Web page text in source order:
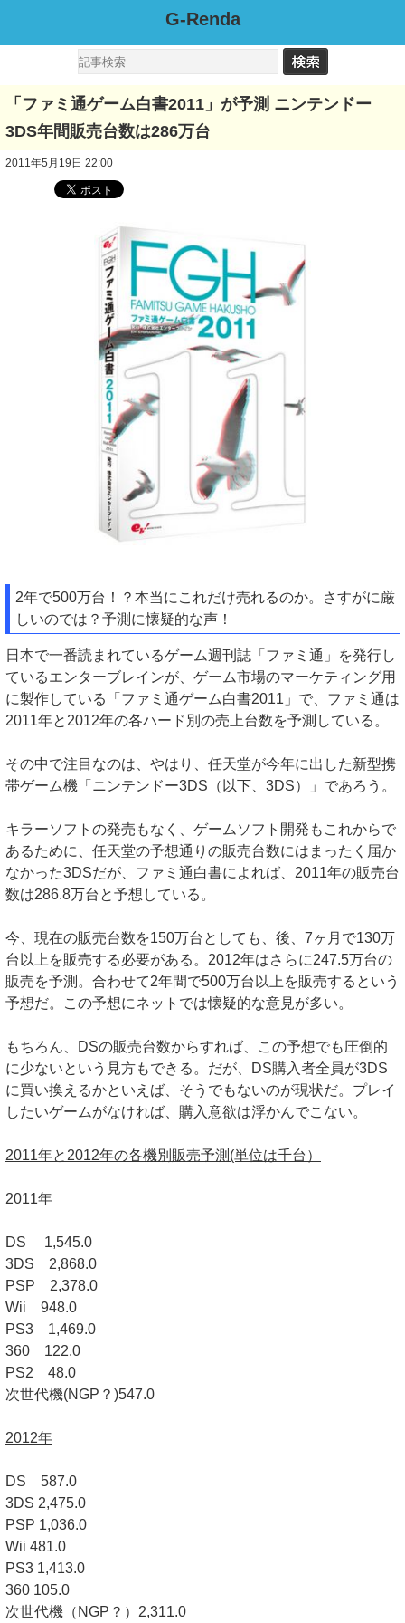
G-Renda
「ファミ通ゲーム白書2011」が予測 ニンテンドー
3DS年間販売台数は286万台
2011年5月19日 22:00
2年で500万台！？本当にこれだけ売れるのか。さすがに厳
しいのでは？予測に懐疑的な声！
日本で一番読まれているゲーム週刊誌「ファミ通」を発行し
ているエンターブレインが、ゲーム市場のマーケティング用
に製作している「ファミ通ゲーム白書2011」で、ファミ通は
2011年と2012年の各ハード別の売上台数を予測している。
その中で注目なのは、やはり、任天堂が今年に出した新型携
帯ゲーム機「ニンテンドー3DS（以下、3DS）」であろう。
キラーソフトの発売もなく、ゲームソフト開発もこれからで
あるために、任天堂の予想通りの販売台数にはまったく届か
なかった3DSだが、ファミ通白書によれば、2011年の販売台
数は286.8万台と予想している。
今、現在の販売台数を150万台としても、後、7ヶ月で130万
台以上を販売する必要がある。2012年はさらに247.5万台の
販売を予測。合わせて2年間で500万台以上を販売するという
予想だ。この予想にネットでは懐疑的な意見が多い。
もちろん、DSの販売台数からすれば、この予想でも圧倒的
に少ないという見方もできる。だが、DS購入者全員が3DS
に買い換えるかといえば、そうでもないのが現状だ。プレイ
したいゲームがなければ、購入意欲は浮かんでこない。
2011年と2012年の各機別販売予測(単位は千台）
2011年
DS 1,545.0
3DS 2,868.0
PSP 2,378.0
Wii 948.0
PS3 1,469.0
360 122.0
PS2 48.0
次世代機(NGP？)547.0
2012年
DS 587.0
3DS 2,475.0
PSP 1,036.0
Wii 481.0
PS3 1,413.0
360 105.0
次世代機（NGP？）2,311.0